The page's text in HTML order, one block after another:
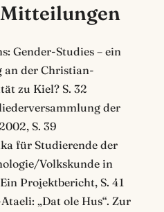
Gender-Studies – ein
an der Christian-
zu Kiel? S. 32
der
S. 39
für Studierende der
Volkskunde in
Projektbericht, S. 41
„Dat ole Hus“. Zur